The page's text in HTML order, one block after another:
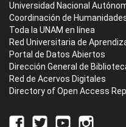
Universidad Nacional
Coordinación de
Toda la UNAM en línea
Red Universitaria de
Portal de Datos Abiertos
Dirección General de
Red de Acervos Digitales
Directory of Open Access